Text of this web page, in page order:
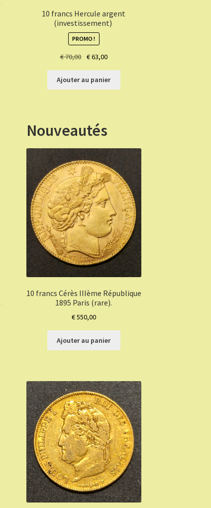
10 francs Hercule argent
(investissement)
PROMO !
€70,00
Le
initial
était :
€63,00Le
actuel
est :
Ajouter au panier
Nouveautés
10 francs Cérès IIIème République
1895 Paris (rare).
€550,00
Ajouter au panier